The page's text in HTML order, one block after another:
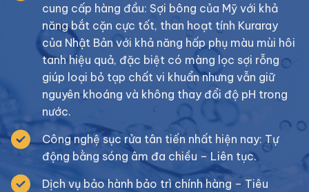
cung cấp hàng đầu: Sợi bông của Mỹ với khả
năng bắt cặn cực tốt, than hoạt tính Kuraray
của Nhật Bản với khả năng hấp phụ màu mùi hôi
tanh hiệu quả, đặc biệt có màng lọc sợi rỗng
giúp loại bỏ tạp chất vi khuẩn nhưng vẫn giữ
nguyên khoáng và không thay đổi độ pH trong
nước.
Công nghệ sục rửa tân tiến nhất hiện nay: Tự
động bằng sóng âm đa chiều – Liên tục.
Dịch vụ bảo hành bảo trì chính hàng – Tiêu